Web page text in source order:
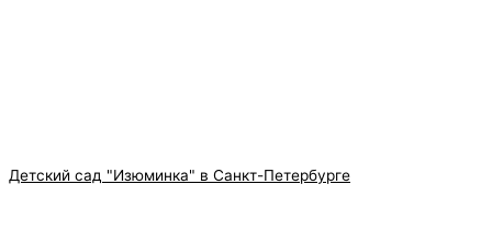
Детский сад "Изюминка" в Санкт-Петербурге